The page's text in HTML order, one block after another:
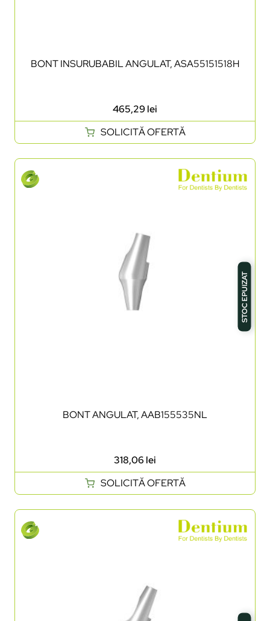
BONT INSURUBABIL ANGULAT, ASA55151518H
465,29lei
SOLICITĂ OFERTĂ
STOC EPUIZAT
BONT ANGULAT, AAB155535NL
318,06 lei
SOLICITĂ OFERTĂ